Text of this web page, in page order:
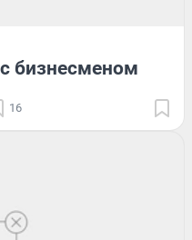
с бизнесменом
16